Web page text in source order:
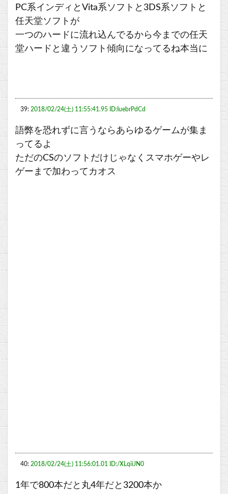
PC系インディとVita系ソフトと3DS系ソフトと
任天堂ソフトが
一つのハードに流れ込んでるから今までの任天
堂ハードと違うソフト傾向になってるね本当に
39: 2018/02/24(土) 11:55:41.95 ID:IuebrPdCd
語弊を恐れずに言うならあらゆるゲームが集ま
ってるよ
ただのCSのソフトだけじゃなくスマホゲーやレ
ゲーまで加わってカオス
40: 2018/02/24(土) 11:56:01.01 ID:/XLqiiJN0
1年で800本だと丸4年だと3200本か